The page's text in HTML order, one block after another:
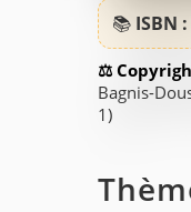
📚 ISBN :
Bagnis-
1)